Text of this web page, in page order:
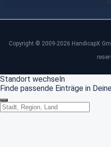
Copyright © 2009-2026 HandicapX
Standort wechseln
Finde passende Einträge in
Standort wechseln